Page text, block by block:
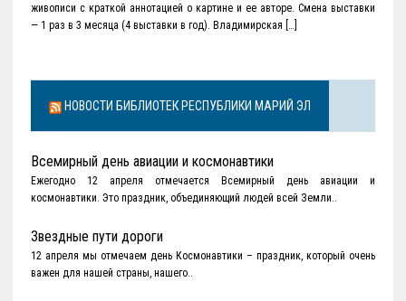
живописи с краткой аннотацией о картине и ее авторе. Смена выставки
— 1 раз в 3 месяца (4 выставки в год). Владимирская […]
НОВОСТИ БИБЛИОТЕК РЕСПУБЛИКИ МАРИЙ ЭЛ
Всемирный день авиации и космонавтики
Ежегодно 12 апреля отмечается Всемирный день авиации и
космонавтики. Это праздник, объединяющий людей всей Земли..
Звездные пути дороги
12 апреля мы отмечаем день Космонавтики – праздник, который очень
важен для нашей страны, нашего..